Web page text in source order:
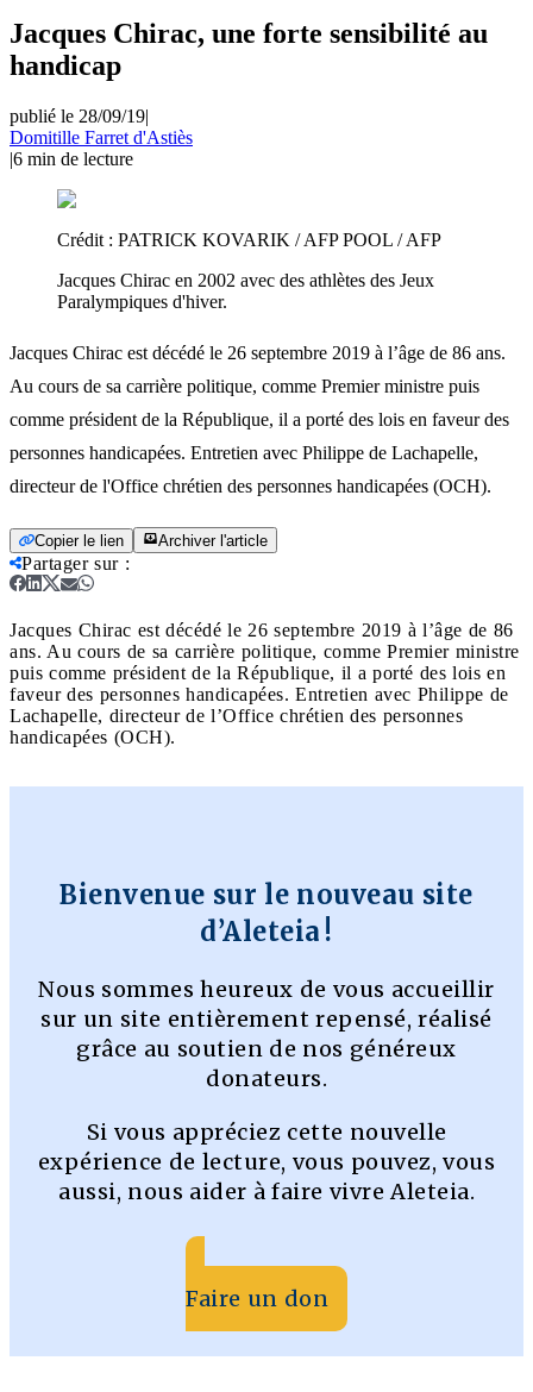
Jacques Chirac, une forte sensibilité au
handicap
publié le 28/09/19|
Domitille Farret d'Astiès
|6 min de lecture
Crédit : PATRICK KOVARIK / AFP POOL / AFP
Jacques Chirac en 2002 avec des athlètes des Jeux
Paralympiques d'hiver.
Jacques Chirac est décédé le 26 septembre 2019 à l’âge de 86 ans.
Au cours de sa carrière politique, comme Premier ministre puis
comme président de la République, il a porté des lois en faveur des
personnes handicapées. Entretien avec Philippe de Lachapelle,
directeur de l'Office chrétien des personnes handicapées (OCH).
Copier le lien Archiver l'article
Partager sur:
Jacques Chirac est décédé le 26 septembre 2019 à l’âge de 86
ans. Au cours de sa carrière politique, comme Premier ministre
puis comme président de la République, il a porté des lois en
faveur des personnes handicapées. Entretien avec Philippe de
Lachapelle, directeur de l’Office chrétien des personnes
handicapées (OCH).
Bienvenue sur le nouveau site
d’Aleteia !
Nous sommes heureux de vous accueillir
sur un site entièrement repensé, réalisé
grâce au soutien de nos généreux
donateurs.
Si vous appréciez cette nouvelle
expérience de lecture, vous pouvez, vous
aussi, nous aider à faire vivre Aleteia.
Faire un don